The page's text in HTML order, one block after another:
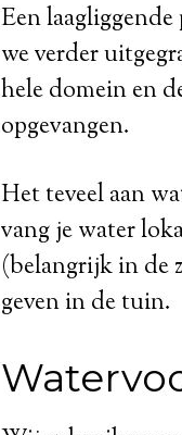
Een
we verder
hele domein en
opgevangen.
Het teveel aan
vang je water
(belangrijk in de
geven in de tuin.